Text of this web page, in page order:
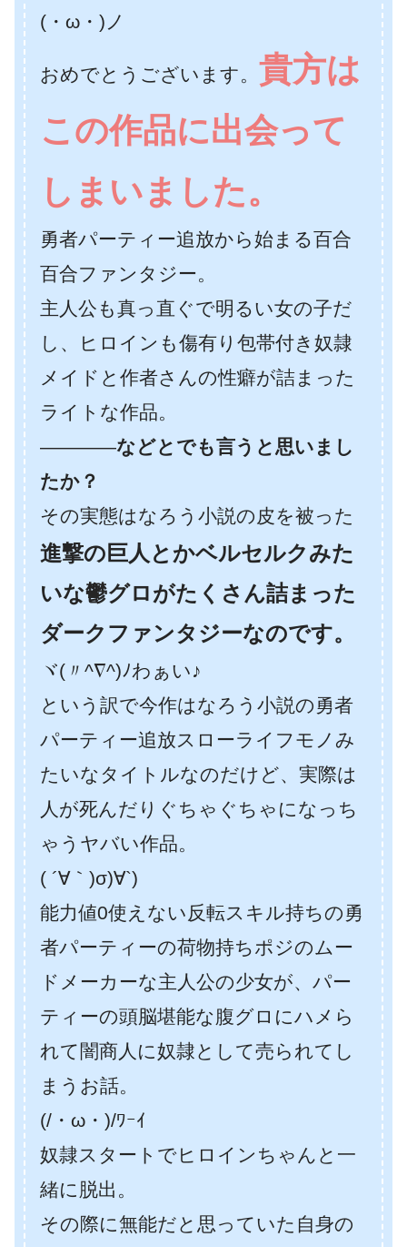
(・ω・)ノ
おめでとうございます。 貴方は
この作品に出会って
しまいました。
勇者パーティー追放から始まる百合
百合ファンタジー。
主人公も真っ直ぐで明るい女の子だ
し、ヒロインも傷有り包帯付き奴隷
メイドと作者さんの性癖が詰まった
ライトな作品。
――――などとでも言うと思いまし
たか？
その実態はなろう小説の皮を被った
進撃の巨人とかベルセルクみた
いな鬱グロがたくさん詰まった
ダークファンタジーなのです。
ヾ(〃^∇^)ﾉわぁい♪
という訳で今作はなろう小説の勇者
パーティー追放スローライフモノみ
たいなタイトルなのだけど、実際は
人が死んだりぐちゃぐちゃになっち
ゃうヤバい作品。
( ´∀｀)σ)∀`)
能力値0使えない反転スキル持ちの勇
者パーティーの荷物持ちポジのムー
ドメーカーな主人公の少女が、パー
ティーの頭脳堪能な腹グロにハメら
れて闇商人に奴隷として売られてし
まうお話。
(/・ω・)/ﾜｰｲ
奴隷スタートでヒロインちゃんと一
緒に脱出。
その際に無能だと思っていた自身の